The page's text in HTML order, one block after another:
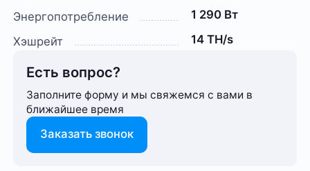
Энергопотребление
1 290 Вт
Хэшрейт
14 TH/s
Есть вопрос?
Заполните форму и мы свяжемся с вами в
ближайшее время
Заказать звонок